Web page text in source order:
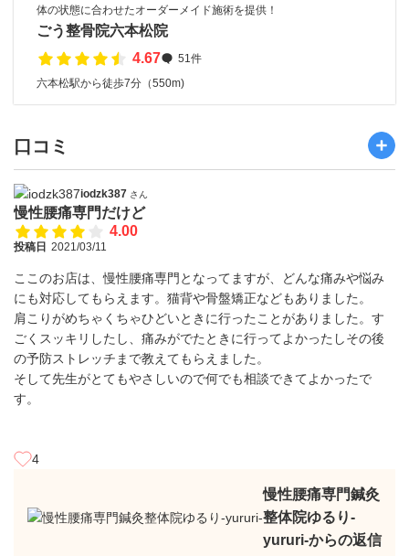
体の状態に合わせたオーダーメイド施術を提供！
ごう整骨院六本松院
4.67
51件
六本松駅から徒歩7分（550m)
口コミ
iodzk387 さん
慢性腰痛専門だけど
4.00
投稿日 2021/03/11
ここのお店は、慢性腰痛専門となってますが、どんな痛みや悩み
にも対応してもらえます。猫背や骨盤矯正などもありました。
肩こりがめちゃくちゃひどいときに行ったことがありました。す
ごくスッキリしたし、痛みがでたときに行ってよかったしその後
の予防ストレッチまで教えてもらえました。
そして先生がとてもやさしいので何でも相談できてよかったで
す。
4
慢性腰痛専門鍼灸
整体院ゆるり-
yururi-からの返信